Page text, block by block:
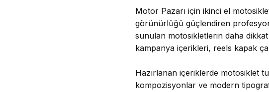
Motor Pazarı için ikinci el
görünürlüğü güçlendiren
sunulan motosikletlerin daha dikkat
kampanya içerikleri, reels kapak
Hazırlanan içeriklerde motosiklet
kompozisyonlar ve modern